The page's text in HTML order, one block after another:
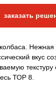
заказать
Нежная
вкус
текстуру
ТОР 8.
Оставить